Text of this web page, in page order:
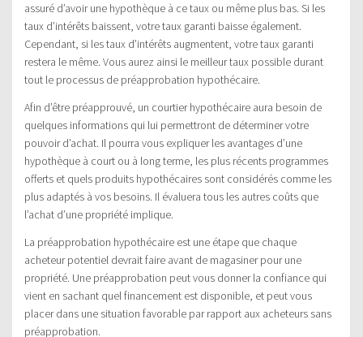
assuré d’avoir une hypothèque à ce taux ou même plus bas. Si les
taux d’intérêts baissent, votre taux garanti baisse également.
Cependant, si les taux d’intérêts augmentent, votre taux garanti
restera le même. Vous aurez ainsi le meilleur taux possible durant
tout le processus de préapprobation hypothécaire.
Afin d’être préapprouvé, un courtier hypothécaire aura besoin de
quelques informations qui lui permettront de déterminer votre
pouvoir d’achat. Il pourra vous expliquer les avantages d’une
hypothèque à court ou à long terme, les plus récents programmes
offerts et quels produits hypothécaires sont considérés comme les
plus adaptés à vos besoins. Il évaluera tous les autres coûts que
l’achat d’une propriété implique.
La préapprobation hypothécaire est une étape que chaque
acheteur potentiel devrait faire avant de magasiner pour une
propriété. Une préapprobation peut vous donner la confiance qui
vient en sachant quel financement est disponible, et peut vous
placer dans une situation favorable par rapport aux acheteurs sans
préapprobation.